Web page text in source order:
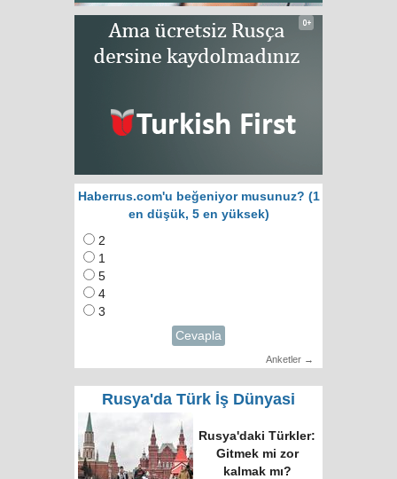
Haberrus.com'u beğeniyor musunuz? (1
en düşük, 5 en yüksek)
2
1
5
4
3
Cevapla
Anketler →
Rusya'da Türk İş Dünyasi
Rusya'daki Türkler:
Gitmek mi zor
kalmak mı?